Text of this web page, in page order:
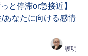
と停滞or急接近】
あなたに向ける感情
護明